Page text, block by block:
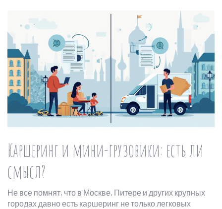
Каршеринг и мини-грузовики: есть ли
смысл?
Не все помнят, что в Москве, Питере и других крупных
городах давно есть каршеринг не только легковых